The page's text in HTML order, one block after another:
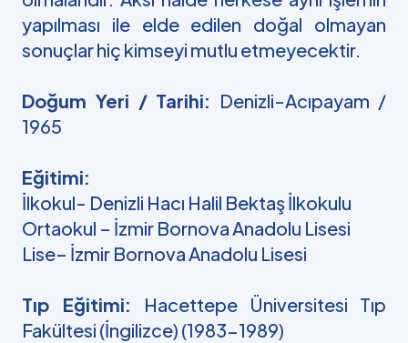
yapılması ile elde edilen doğal olmayan
sonuçlar hiç kimseyi mutlu etmeyecektir.
Doğum Yeri / Tarihi: Denizli-Acıpayam /
1965
Eğitimi:
İlkokul- Denizli Hacı Halil Bektaş İlkokulu
Ortaokul – İzmir Bornova Anadolu Lisesi
Lise– İzmir Bornova Anadolu Lisesi
Tıp Eğitimi: Hacettepe Üniversitesi Tıp
Fakültesi (İngilizce) (1983-1989)